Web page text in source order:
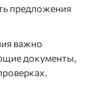
предложения
важно
документы,